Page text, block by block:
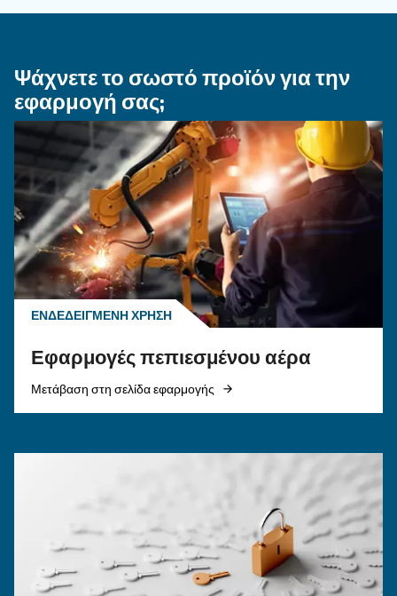
Οδηγός ηλεκτρικού αεροσυμπιεστή:
και φυσικού αερίου και βελτιστοποιήστε τη
διαχείριση υγροποιημένων υδρατμών
αεροσυμπιεστών.
Ο αεροσυμπιεστής δεν
λειτουργεί με κρύο αέρα:
λύσεις και προληπτικά
Μάθετε γιατί ο αεροσυμπιεστής σας δεν